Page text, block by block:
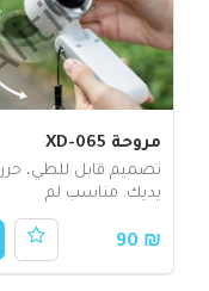
مروحة XD-065
تصميم قابل للطي، حرر
يديك. مناسب لم
₪ 90